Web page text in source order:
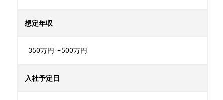
想定年収
350万円〜500万円
入社予定日